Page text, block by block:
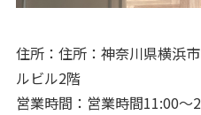
住所：住所：神奈川県横浜
ルビル2階
営業時間：営業時間11:00